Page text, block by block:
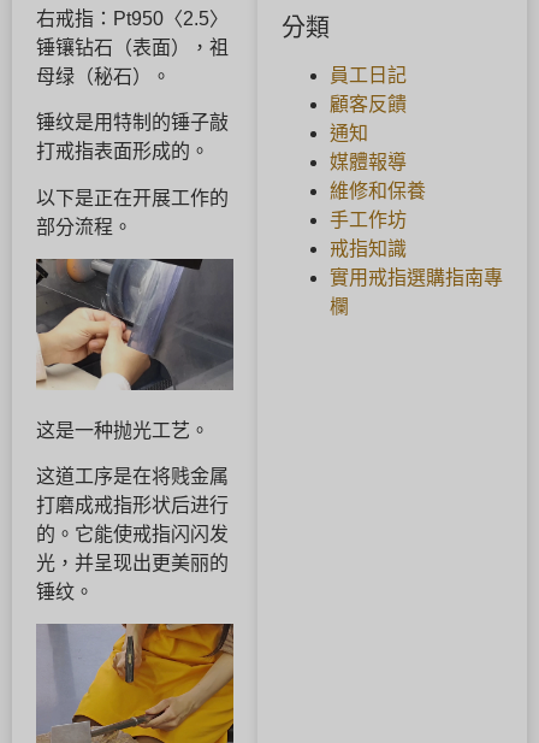
右戒指：Pt950〈2.5〉
锤镶钻石（表面），祖
母绿（秘石）。
锤纹是用特制的锤子敲
打戒指表面形成的。
以下是正在开展工作的
部分流程。
这是一种抛光工艺。
这道工序是在将贱金属
打磨成戒指形状后进行
的。它能使戒指闪闪发
光，并呈现出更美丽的
锤纹。
分類
員工日記
顧客反饋
通知
媒體報導
維修和保養
手工作坊
戒指知識
實用戒指選購指南專
欄